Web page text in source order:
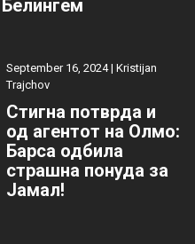
Белингем
September 16, 2024 | Kristijan
Trajchov
Стигна потврда и
од агентот на Олмо:
Барса одбила
страшна понуда за
Јамал!